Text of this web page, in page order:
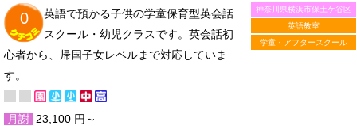
神奈川県横浜市保土ケ谷区
英語教室
学童・アフタースクール
0
英語で預かる子供の学童保育型英会話
スクール・幼児クラスです。英会話初
心者から、帰国子女レベルまで対応していま
す。
月謝 23,100 円～